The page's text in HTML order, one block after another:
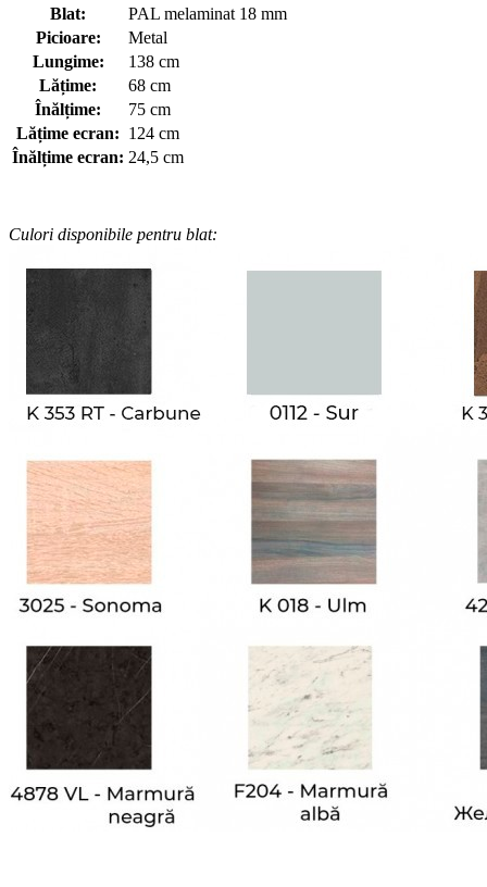
Blat:
PAL melaminat 18 mm
Picioare:
Metal
Lungime:
138 cm
Lățime:
68 cm
Înălțime:
75 cm
Lățime ecran: 124 cm
Înălțime ecran: 24,5 cm
Culori disponibile pentru blat: